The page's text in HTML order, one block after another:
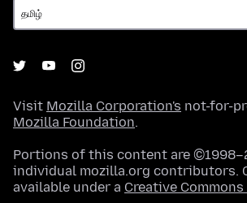
Visit Mozilla Corporation's not-for-
Mozilla Foundation.
Portions of this content are
individual mozilla.org contributors.
available under a Creative